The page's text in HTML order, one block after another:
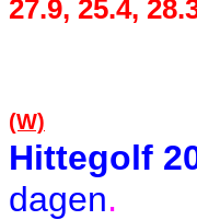
27.9, 25.4,
(W)
Hittegolf
dagen.